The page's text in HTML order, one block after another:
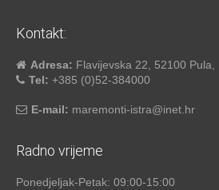
Kontakt:
Adresa: Flavijevska 22, 52100 Pula,
Tel: +385 (0)52-384000
E-mail: maremonti-istra@inet.hr
Radno vrijeme
Ponedjeljak-Petak: 09:00-15:00